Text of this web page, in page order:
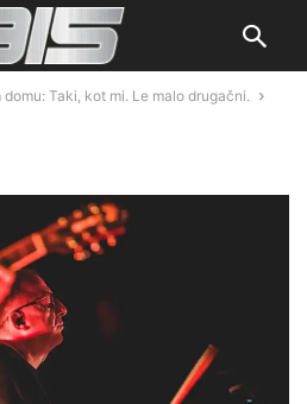
Taki, kot mi. Le malo drugačni.